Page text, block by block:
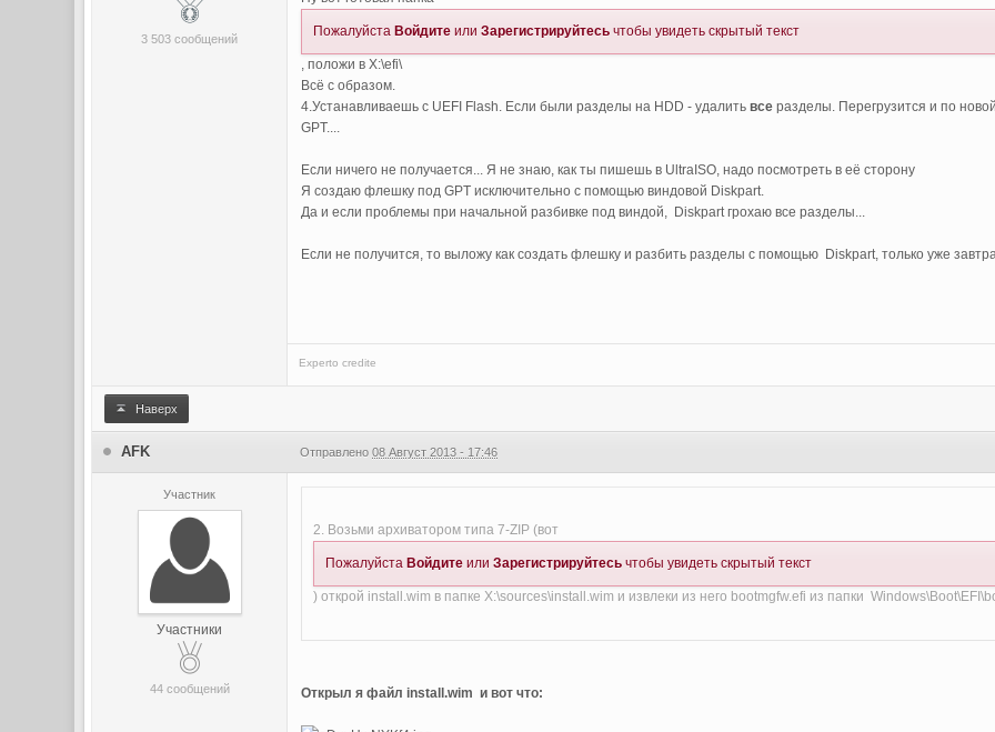
3 503 сообщений Пожалуйста Войдите илиЗарегистрируйтесь чтобы увидеть скрытый текст
, положи в X:\efi\
Всё с образом.
4.Устанавливаешь с UEFI Flash. Если были разделы на HDD - удалитьвсеразделы. Перегрузится и по
GPT....
Если ничего не получается... Я не знаю, как ты пишешь в UltraISO, надо посмотреть в её сторону
Я создаю флешку под GPT исключительно с помощью виндовой Diskpart.
Да и если проблемы при начальной разбивке под виндой, Diskpart грохаю все разделы...
Если не получится, то выложу как создать флешку и разбить разделы с помощью Diskpart, только уже
Experto credite
Наверх
AFK Отправлено08 Август 2013 - 17:46
Участник
Участники
44 сообщений
2. Возьми архиватором типа 7-ZIP (вот
Пожалуйста Войдите илиЗарегистрируйтесь чтобы увидеть скрытый текст
) открой install.wim в папке Х:\sources\install.wim и извлеки из него bootmgfw.efi из папки
Открыл я файл install.wim и вот что: